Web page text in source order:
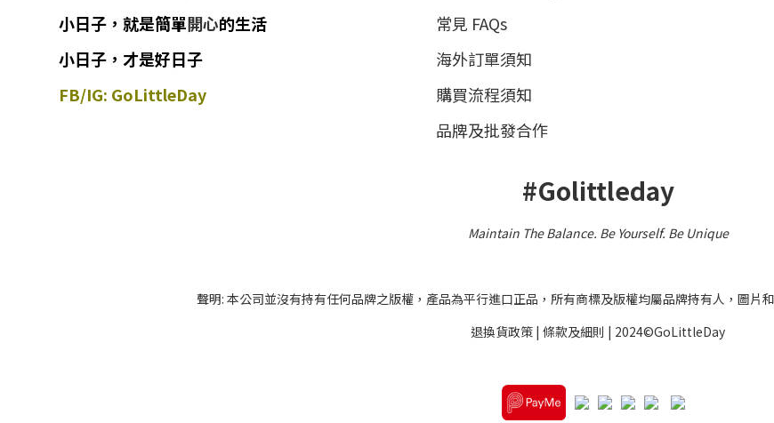
小日子 ， 就是簡單開心的生活
小日子，才是好日子
FB/IG: GoLittleDay
常見 FAQs
海外訂單須知
購買流程須知
品牌及批發合作
#Golittleday
Maintain The Balance. Be Yourself.Be Unique
聲明: 本公司並沒有持有任何品牌之版權，產品為平行進口正品，所有商標及版權均屬品牌持有人，圖片
退換貨政策 | 條款及細則 | 2024©GoLittleDay